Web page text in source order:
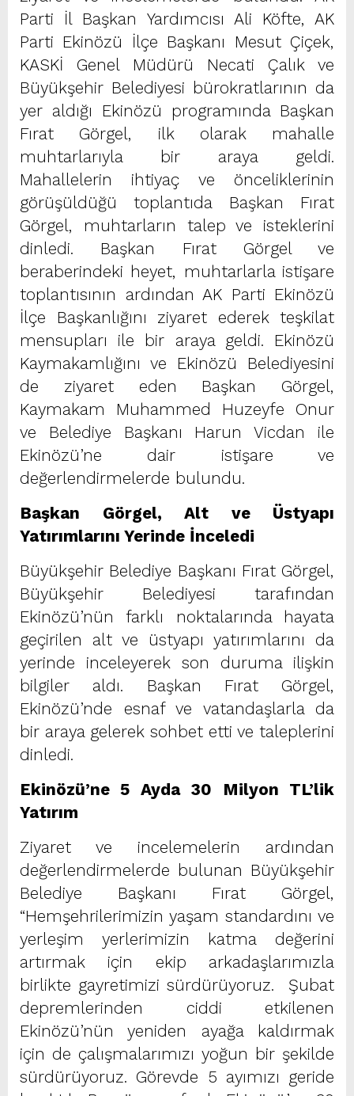
Parti İl Başkan Yardımcısı Ali Köfte, AK
Parti Ekinözü İlçe Başkanı Mesut Çiçek,
KASKİ Genel Müdürü Necati Çalık ve
Büyükşehir Belediyesi bürokratlarının da
yer aldığı Ekinözü programında Başkan
Fırat Görgel, ilk olarak mahalle
muhtarlarıyla bir araya geldi.
Mahallelerin ihtiyaç ve önceliklerinin
görüşüldüğü toplantıda Başkan Fırat
Görgel, muhtarların talep ve isteklerini
dinledi. Başkan Fırat Görgel ve
beraberindeki heyet, muhtarlarla istişare
toplantısının ardından AK Parti Ekinözü
İlçe Başkanlığını ziyaret ederek teşkilat
mensupları ile bir araya geldi. Ekinözü
Kaymakamlığını ve Ekinözü Belediyesini
de ziyaret eden Başkan Görgel,
Kaymakam Muhammed Huzeyfe Onur
ve Belediye Başkanı Harun Vicdan ile
Ekinözü’ne dair istişare ve
değerlendirmelerde bulundu.
Başkan Görgel, Alt ve Üstyapı
Yatırımlarını Yerinde İnceledi
Büyükşehir Belediye Başkanı Fırat Görgel,
Büyükşehir Belediyesi tarafından
Ekinözü’nün farklı noktalarında hayata
geçirilen alt ve üstyapı yatırımlarını da
yerinde inceleyerek son duruma ilişkin
bilgiler aldı. Başkan Fırat Görgel,
Ekinözü’nde esnaf ve vatandaşlarla da
bir araya gelerek sohbet etti ve taleplerini
dinledi.
Ekinözü’ne 5 Ayda 30 Milyon TL’lik
Yatırım
Ziyaret ve incelemelerin ardından
değerlendirmelerde bulunan Büyükşehir
Belediye Başkanı Fırat Görgel,
“Hemşehrilerimizin yaşam standardını ve
yerleşim yerlerimizin katma değerini
artırmak için ekip arkadaşlarımızla
birlikte gayretimizi sürdürüyoruz. Şubat
depremlerinden ciddi etkilenen
Ekinözü’nün yeniden ayağa kaldırmak
için de çalışmalarımızı yoğun bir şekilde
sürdürüyoruz. Görevde 5 ayımızı geride